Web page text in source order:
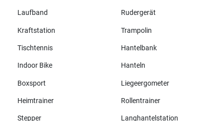
Laufband Rudergerät
Kraftstation Trampolin
Tischtennis Hantelbank
Indoor Bike Hanteln
Boxsport Liegeergometer
Heimtrainer Rollentrainer
Stepper Langhantelstation